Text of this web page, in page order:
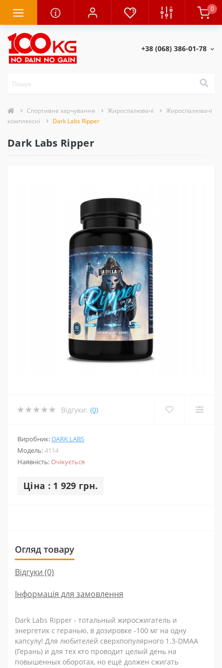
0
+38 (068) 386-01-78
Спортивне харчування Жироспалювачі
Жироспалювачі
комплексні
Dark Labs Ripper
Dark Labs Ripper
Відгуки: (0)
Виробник: DARK LABS
Модель:4114
Наявність:Очікується
Ціна : 1 929 грн.
Огляд товару
Відгуки (0)
Інформація для замовлення
Dark Labs Ripper - тотальный жиросжигатель и
энергетик с геранью, в дозировке -100 мг на одну
капсулу! Для любителей сверхпопулярного 1.3-DMAA
(Герань) и для тех кто проводит целый день на
повышенных оборотах, но ещё должен сжигать